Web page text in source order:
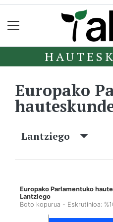
Europako
Lantziego
Europako Parlamentuko
Lantziego
Boto kopurua - Eskrutinioa: